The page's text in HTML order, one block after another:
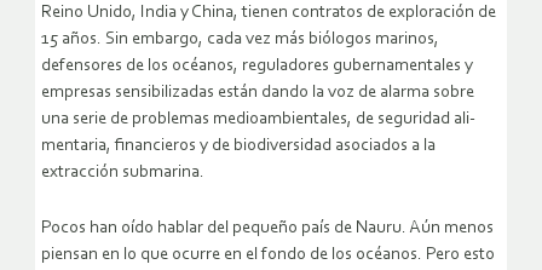
Reino Unido, India y China, tienen contratos de exploración de
15 años. Sin embargo, cada vez más biólogos marinos,
defensores de los océanos, reguladores gubernamentales y
empresas sensibilizadas están dando la voz de alarma sobre
una serie de problemas medioambientales, de seguridad ali-
mentaria, financieros y de biodiversidad asociados a la
extracción submarina.
Pocos han oído hablar del pequeño país de Nauru. Aún menos
piensan en lo que ocurre en el fondo de los océanos. Pero esto